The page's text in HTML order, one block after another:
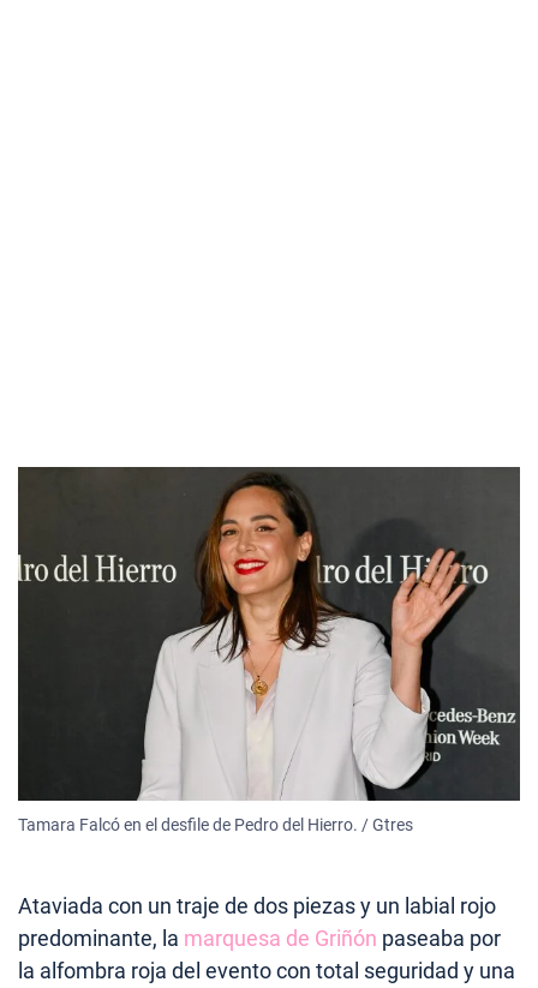
Tamara Falcó en el desfile de Pedro del Hierro. / Gtres
Ataviada con un traje de dos piezas y un labial rojo
predominante, la marquesa de Griñón paseaba por
la alfombra roja del evento con total seguridad y una